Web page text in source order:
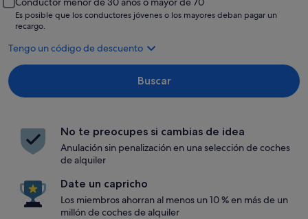
Es posible que los conductores jóvenes o los mayores deban pagar un
recargo.
Tengo un código de descuento
Buscar
No te preocupes si cambias de idea
Anulación sin penalización en una selección de coches
de alquiler
Date un capricho
Los miembros ahorran al menos un 10 % en más de un
millón de coches de alquiler